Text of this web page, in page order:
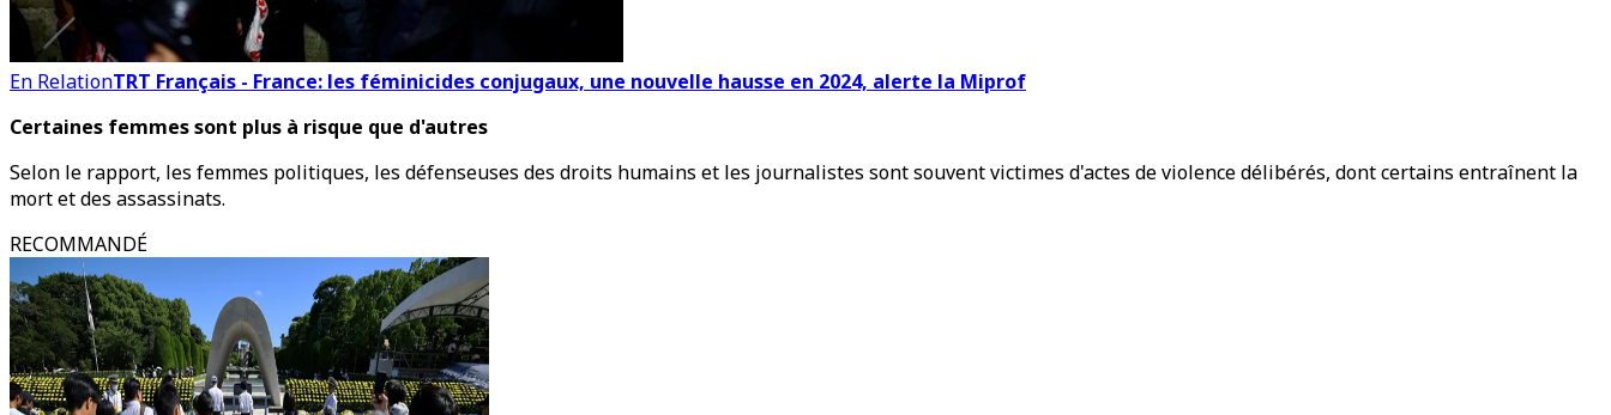
En RelationTRT Français - France: les féminicides conjugaux, une nouvelle hausse en 2024, alerte la Miprof
Certaines femmes sont plus à risque que d'autres
Selon le rapport, les femmes politiques, les défenseuses des droits humains et les journalistes sont souvent victimes d'actes de violence délibérés, dont certains entraînent la
mort et des assassinats.
RECOMMANDÉ